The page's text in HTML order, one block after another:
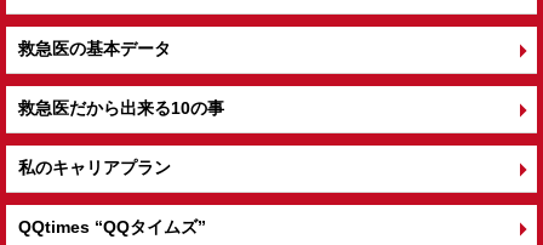
救急医の基本データ
救急医だから出来る10の事
私のキャリアプラン
QQtimes “QQタイムズ”